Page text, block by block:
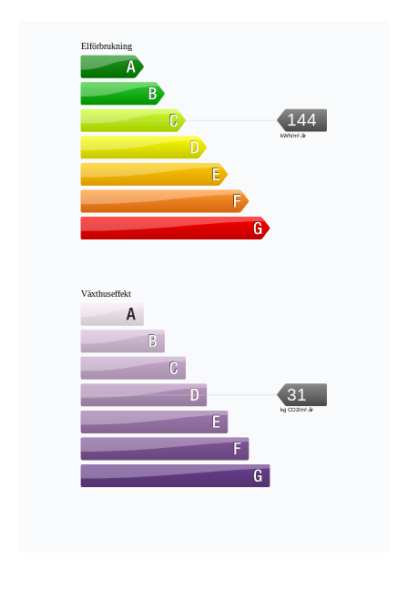
Elförbrukning
144
kWh/m².år
Växthuseffekt
31
kg CO2/m².år